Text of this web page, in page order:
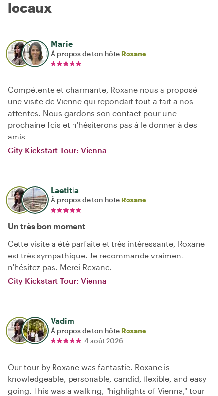
locaux
Marie
À propos de ton hôte Roxane
Compétente et charmante, Roxane nous a proposé
une visite de Vienne qui répondait tout à fait à nos
attentes. Nous gardons son contact pour une
prochaine fois et n'hésiterons pas à le donner à des
amis.
City Kickstart Tour: Vienna
Laetitia
À propos de ton hôte Roxane
Un très bon moment
Cette visite a été parfaite et très intéressante, Roxane
est très sympathique. Je recommande vraiment
n'hésitez pas. Merci Roxane.
City Kickstart Tour: Vienna
Vadim
À propos de ton hôte Roxane
4 août 2026
Our tour by Roxane was fantastic. Roxane is
knowledgeable, personable, candid, flexible, and easy
going. This was a walking, "highlights of Vienna," tour